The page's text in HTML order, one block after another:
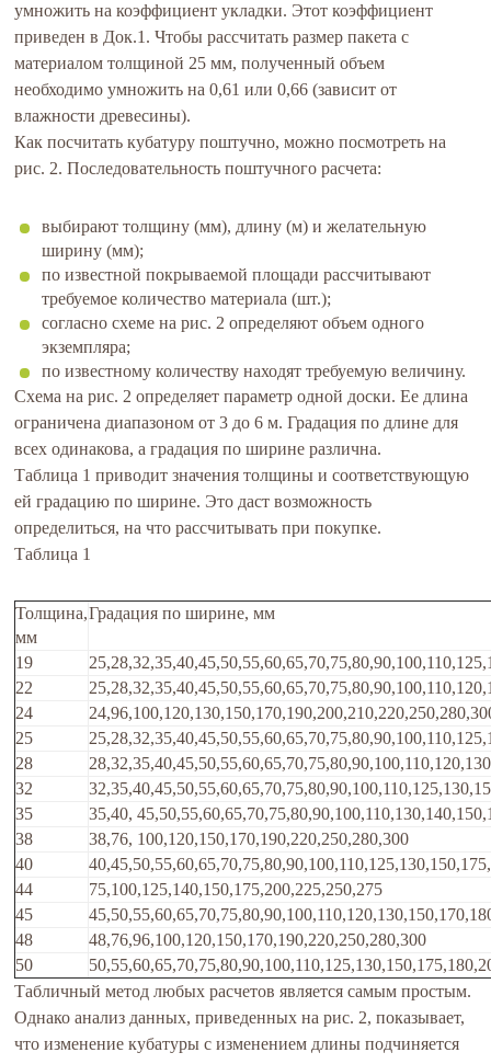
умножить на коэффициент укладки. Этот коэффициент
приведен в Док.1. Чтобы рассчитать размер пакета с
материалом толщиной 25 мм, полученный объем
необходимо умножить на 0,61 или 0,66 (зависит от
влажности древесины).
Как посчитать кубатуру поштучно, можно посмотреть на
рис. 2. Последовательность поштучного расчета:
выбирают толщину (мм), длину (м) и желательную
ширину (мм);
по известной покрываемой площади рассчитывают
требуемое количество материала (шт.);
согласно схеме на рис. 2 определяют объем одного
экземпляра;
по известному количеству находят требуемую величину.
Схема на рис. 2 определяет параметр одной доски. Ее длина
ограничена диапазоном от 3 до 6 м. Градация по длине для
всех одинакова, а градация по ширине различна.
Таблица 1 приводит значения толщины и соответствующую
ей градацию по ширине. Это даст возможность
определиться, на что рассчитывать при покупке.
Таблица 1
Толщина,
мм
Градация по ширине, мм
19
22
24
25
28
32
35
35,40,
38
38,76, 100,120,150,170,190,220,250,280,300
40
44
75,100,125,140,150,175,200,225,250,275
45
48
48,76,96,100,120,150,170,190,220,250,280,300
50
Табличный метод любых расчетов является самым простым.
Однако анализ данных, приведенных на рис. 2, показывает,
что изменение кубатуры с изменением длины подчиняется